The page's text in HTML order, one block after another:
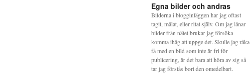
Egna bilder och andras
Bilderna i blogginläggen har jag oftast
tagit, målat, eller ritat själv. Om jag lånar
bilder från nätet brukar jag försöka
komma ihåg att uppge det. Skulle jag råka
få med en bild som inte är fri för
publicering, är det bara att höra av sig så
tar jag förstås bort den omedelbart.